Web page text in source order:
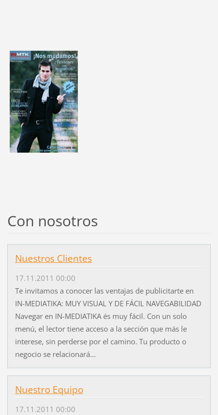
Con nosotros
Nuestros Clientes
17.11.2011 00:00
Te invitamos a conocer las ventajas de publicitarte en
IN-MEDIATIKA: MUY VISUAL Y DE FÁCIL NAVEGABILIDAD
Navegar en IN-MEDIATIKA és muy fácil. Con un solo
menú, el lector tiene acceso a la sección que más le
interese, sin perderse por el camino. Tu producto o
negocio se relacionará...
Nuestro Equipo
17.11.2011 00:00